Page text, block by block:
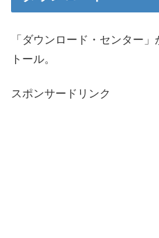
「ダウンロード・センター
トール。
スポンサードリンク